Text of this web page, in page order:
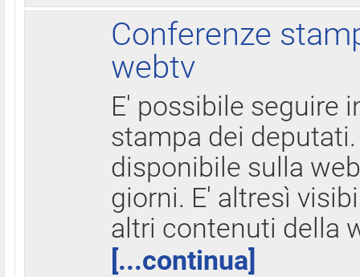
Conferenze
webtv
E' possibile seguire
stampa dei
disponibile sulla
giorni. E' altresì
altri contenuti della
[...continua]